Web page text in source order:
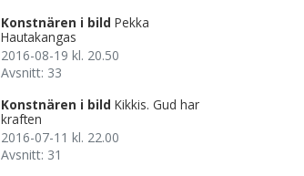
Konstnären i bild Pekka
Hautakangas
2016-08-19 kl. 20.50
Avsnitt: 33
Konstnären i bild Kikkis. Gud har
kraften
2016-07-11 kl. 22.00
Avsnitt: 31